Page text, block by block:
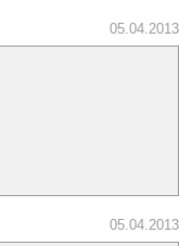
05.04.2013
05.04.2013